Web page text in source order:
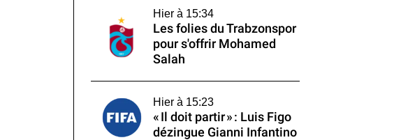
Hier à 15:34
Les folies du Trabzonspor
pour s'offrir Mohamed
Salah
Hier à 15:23
« Il doit partir » : Luis Figo
dézingue Gianni Infantino